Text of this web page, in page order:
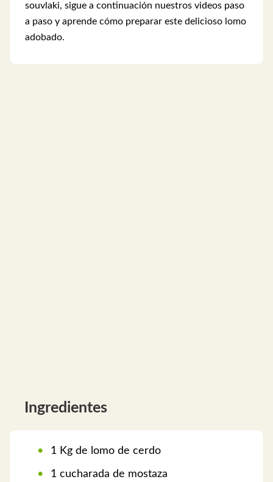
souvlaki, sigue a continuación nuestros videos paso
a paso y aprende cómo preparar este delicioso lomo
adobado.
Ingredientes
1 Kg de lomo de cerdo
1 cucharada de mostaza